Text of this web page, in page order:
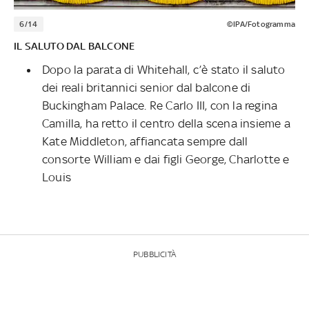
6/14 ©IPA/Fotogramma
IL SALUTO DAL BALCONE
Dopo la parata di Whitehall, c’è stato il saluto
dei reali britannici senior dal balcone di
Buckingham Palace. Re Carlo III, con la regina
Camilla, ha retto il centro della scena insieme a
Kate Middleton, affiancata sempre dall
consorte William e dai figli George, Charlotte e
Louis
PUBBLICITÀ